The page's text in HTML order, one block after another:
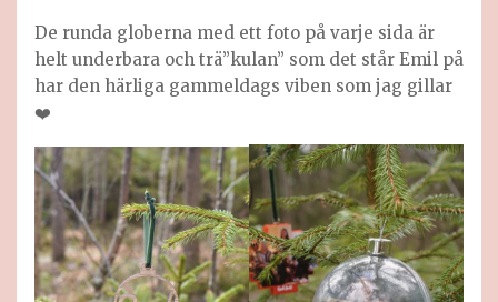
De runda globerna med ett foto på varje sida är
helt underbara och trä”kulan” som det står Emil på
har den härliga gammeldags viben som jag gillar
❤️